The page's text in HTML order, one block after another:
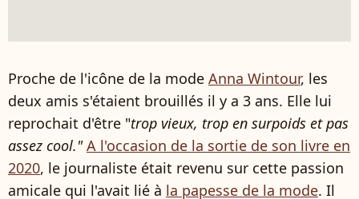
Proche de l'icône de la mode Anna Wintour, les
deux amis s'étaient brouillés il y a 3 ans. Elle lui
reprochait d'être "trop vieux, trop en surpoids et pas
assez cool."A l'occasion de la sortie de son livre en
2020, le journaliste était revenu sur cette passion
amicale qui l'avait lié à la papesse de la mode. Il